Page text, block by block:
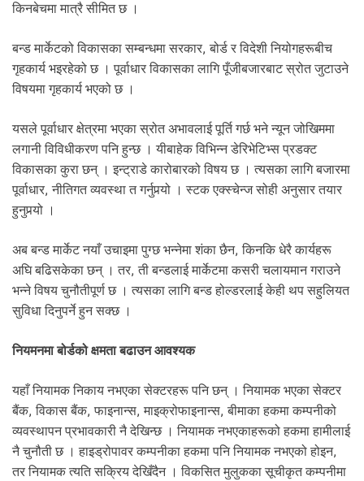
किनबेचमा मात्रै सीमित छ ।
बन्ड मार्केटको विकासका सम्बन्धमा सरकार, बोर्ड र विदेशी नियोगहरूबीच
गृहकार्य भइरहेको छ । पूर्वाधार विकासका लागि पूँजीबजारबाट स्रोत जुटाउने
विषयमा गृहकार्य भएको छ ।
यसले पूर्वाधार क्षेत्रमा भएका स्रोत अभावलाई पूर्ति गर्छ भने न्यून जोखिममा
लगानी विविधीकरण पनि हुन्छ । यीबाहेक विभिन्न डेरिभेटिभ्स प्रडक्ट
विकासका कुरा छन् । इन्ट्राडे कारोबारको विषय छ । त्यसका लागि बजारमा
पूर्वाधार, नीतिगत व्यवस्था त गर्नुपर्‍यो । स्टक एक्स्चेन्ज सोही अनुसार तयार
हुनुपर्‍यो ।
अब बन्ड मार्केट नयाँ उचाइमा पुग्छ भन्नेमा शंका छैन, किनकि धेरै कार्यहरू
अघि बढिसकेका छन् । तर, ती बन्डलाई मार्केटमा कसरी चलायमान गराउने
भन्ने विषय चुनौतीपूर्ण छ । त्यसका लागि बन्ड होल्डरलाई केही थप सहुलियत
सुविधा दिनुपर्ने हुन सक्छ ।
नियमनमा बोर्डको क्षमता बढाउन आवश्यक
यहाँ नियामक निकाय नभएका सेक्टरहरू पनि छन् । नियामक भएका सेक्टर
बैंक, विकास बैंक, फाइनान्स, माइक्रोफाइनान्स, बीमाका हकमा कम्पनीको
व्यवस्थापन प्रभावकारी नै देखिन्छ । नियामक नभएकाहरूको हकमा हामीलाई
नै चुनौती छ । हाइड्रोपावर कम्पनीका हकमा पनि नियामक नभएको होइन,
तर नियामक त्यति सक्रिय देखिँदैन । विकसित मुलुकका सूचीकृत कम्पनीमा